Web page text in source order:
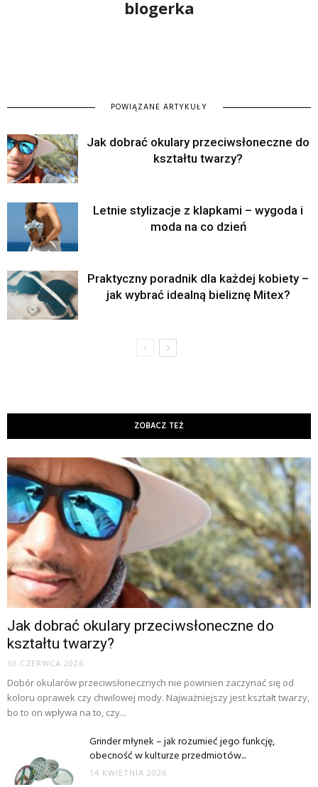
blogerka
POWIĄZANE ARTYKUŁY
Jak dobrać okulary przeciwsłoneczne do
kształtu twarzy?
Letnie stylizacje z klapkami – wygoda i
moda na co dzień
Praktyczny poradnik dla każdej kobiety –
jak wybrać idealną bieliznę Mitex?
ZOBACZ TEŻ
Jak dobrać okulary przeciwsłoneczne do
kształtu twarzy?
30 CZERWCA 2026
Dobór okularów przeciwsłonecznych nie powinien zaczynać się od
koloru oprawek czy chwilowej mody. Najważniejszy jest kształt twarzy,
bo to on wpływa na to, czy...
Grinder młynek – jak rozumieć jego funkcję,
obecność w kulturze przedmiotów...
14 KWIETNIA 2026